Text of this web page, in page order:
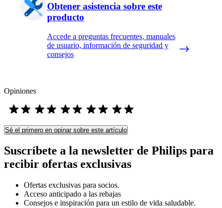
Obtener asistencia sobre este
producto
Accede a preguntas frecuentes, manuales
de usuario, información de seguridad y
consejos
Opiniones
Sé el primero en opinar sobre este artículo
Suscríbete a la newsletter de Philips para
recibir ofertas exclusivas
Ofertas exclusivas para socios.
Acceso anticipado a las rebajas
Consejos e inspiración para un estilo de vida saludable.